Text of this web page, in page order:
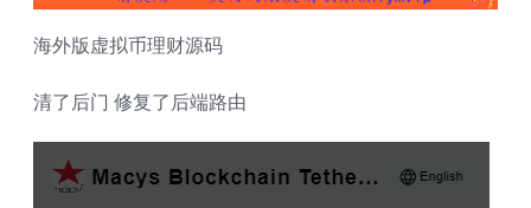
海外版虚拟币理财源码
清了后门 修复了后端路由